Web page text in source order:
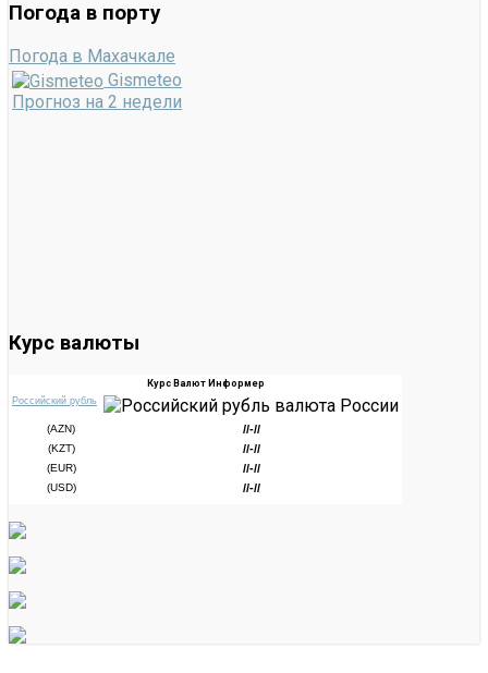
Погода в порту
Погода в Махачкале
Gismeteo
Прогноз на 2 недели
Курс валюты
Курс Валют Информер
Российский рубль
(AZN) //-//
(KZT) //-//
(EUR) //-//
(USD) //-//